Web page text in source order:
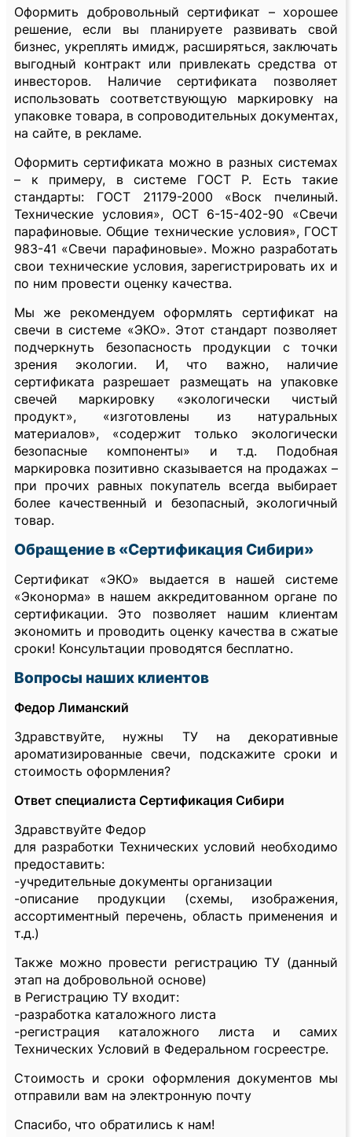
Оформить добровольный сертификат – хорошее
решение, если вы планируете развивать свой
бизнес, укреплять имидж, расширяться, заключать
выгодный контракт или привлекать средства от
инвесторов. Наличие сертификата позволяет
использовать соответствующую маркировку на
упаковке товара, в сопроводительных документах,
на сайте, в рекламе.
Оформить сертификата можно в разных системах
– к примеру, в системе ГОСТ Р. Есть такие
стандарты: ГОСТ 21179-2000 «Воск пчелиный.
Технические условия», ОСТ 6-15-402-90 «Свечи
парафиновые. Общие технические условия», ГОСТ
983-41 «Свечи парафиновые». Можно разработать
свои технические условия, зарегистрировать их и
по ним провести оценку качества.
Мы же рекомендуем оформлять сертификат на
свечи в системе «ЭКО». Этот стандарт позволяет
подчеркнуть безопасность продукции с точки
зрения экологии. И, что важно, наличие
сертификата разрешает размещать на упаковке
свечей маркировку «экологически чистый
продукт», «изготовлены из натуральных
материалов», «содержит только экологически
безопасные компоненты» и т.д. Подобная
маркировка позитивно сказывается на продажах –
при прочих равных покупатель всегда выбирает
более качественный и безопасный, экологичный
товар.
Обращение в «Сертификация Сибири»
Сертификат «ЭКО» выдается в нашей системе
«Эконорма» в нашем аккредитованном органе по
сертификации. Это позволяет нашим клиентам
экономить и проводить оценку качества в сжатые
сроки! Консультации проводятся бесплатно.
Вопросы наших клиентов
Федор Лиманский
Здравствуйте, нужны ТУ на декоративные
ароматизированные свечи, подскажите сроки и
стоимость оформления?
Ответ специалиста Сертификация Сибири
Здравствуйте Федор
для разработки Технических условий необходимо
предоставить:
-учредительные документы организации
-описание продукции (схемы, изображения,
ассортиментный перечень, область применения и
т.д.)
Также можно провести регистрацию ТУ (данный
этап на добровольной основе)
в Регистрацию ТУ входит:
-разработка каталожного листа
-регистрация каталожного листа и самих
Технических Условий в Федеральном госреестре.
Стоимость и сроки оформления документов мы
отправили вам на электронную почту
Спасибо, что обратились к нам!